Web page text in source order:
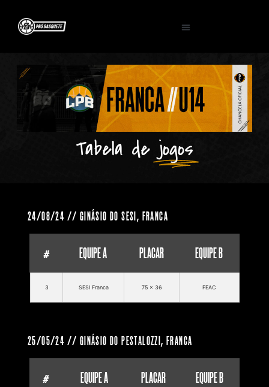
Tabela de jogos
24/08/24 // GINÁSIO DO SESI, FRANCA
# EQUIPE A PLACAR EQUIPE B
3 SESI Franca 75 x 36 FEAC
25/05/24 // GINÁSIO DO PESTALOZZI, FRANCA
# EQUIPE A PLACAR EQUIPE B